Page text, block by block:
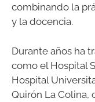
combinando la
y la docencia.
Durante años ha
como el Hospital
Hospital
Quirón La Colina,